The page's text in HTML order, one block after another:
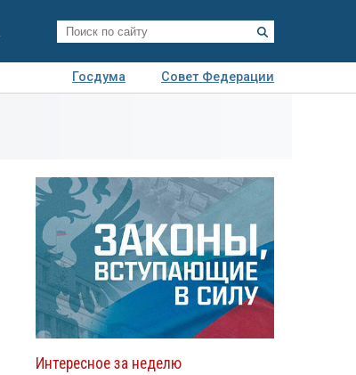
Госдума
Совет Федерации
Интересное за неделю